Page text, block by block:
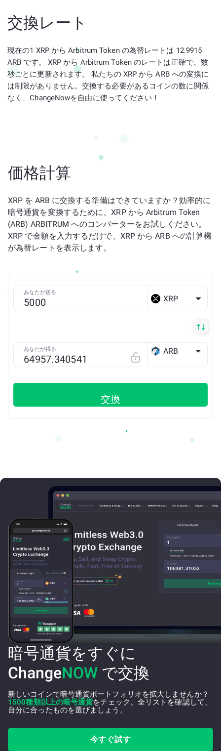
交換レート
現在の1 XRP から Arbitrum Token の為替レートは 12.9915
ARB です。 XRP から Arbitrum Token のレートは正確で、数
秒ごとに更新されます。 私たちの XRP から ARB への変換に
は制限がありません。交換する必要があるコインの数に関係
なく、ChangeNowを自由に使ってください！
価格計算
XRP を ARB に交換する準備はできていますか？効率的に
暗号通貨を変換するために、XRP から Arbitrum Token
(ARB) ARBITRUM へのコンバーターをお試しください。
XRP で金額を入力するだけで、XRP から ARB への計算機
が為替レートを表示します。
あなたが送る
XRP
あなたが得る ARB
交換
暗号通貨をすぐに
ChangeNOW で交換
新しいコインで暗号通貨ポートフォリオを拡大しませんか？
1500種類以上の暗号通貨をチェック。全リストを確認して、
自分に合ったものを選びましょう。
今すぐ試す